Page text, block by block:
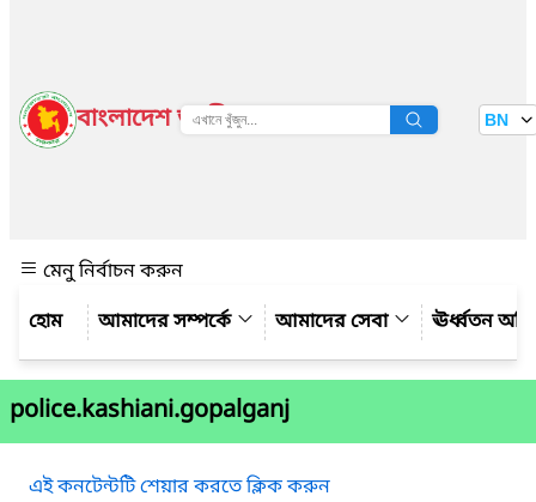
বাংলাদেশ জাতীয় তথ্য বাতায়ন BN
মেনু নির্বাচন করুন
আমাদের সম্পর্কে
আমাদের সেবা ঊর্ধ্বতন
police.kashiani.gopalganj
এই কনটেন্টটি শেয়ার করতে ক্লিক করুন